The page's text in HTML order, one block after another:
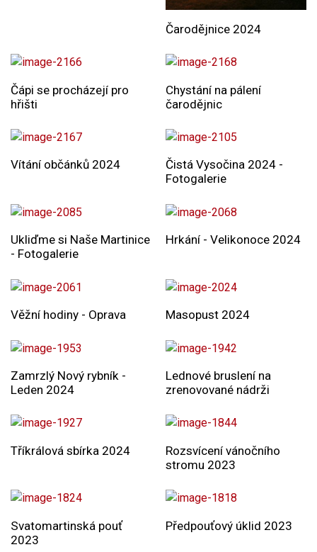
Čarodějnice 2024
Čápi se procházejí pro
hřišti
Chystání na pálení
čarodějnic
Vítání občánků 2024
Čistá Vysočina 2024 -
Fotogalerie
Ukliďme si Naše Martinice
- Fotogalerie
Hrkání - Velikonoce 2024
Věžní hodiny - Oprava Masopust 2024
Zamrzlý Nový rybník -
Leden 2024
Lednové bruslení na
zrenovované nádrži
Tříkrálová sbírka 2024
Rozsvícení vánočního
stromu 2023
Svatomartinská pouť
2023
Předpouťový úklid 2023